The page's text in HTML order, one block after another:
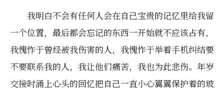
我明白不会有任何人会在自己宝贵的记忆里给我留
一个位置，最后都会忘记的东西一开始就不应该占有，
我愧怍于曾经被我伤害的人，我愧怍于举着手机纠结要
不要联系我的人，我让他们痛苦，我也为此悲伤。年岁
交接时涌上心头的回忆把自己一直小心翼翼保护着的玻